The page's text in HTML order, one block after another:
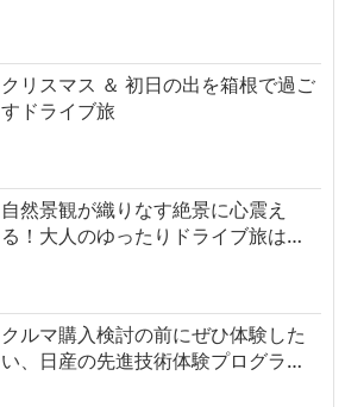
クリスマス ＆ 初日の出を箱根で過ご
すドライブ旅
自然景観が織りなす絶景に心震え
る！大人のゆったりドライブ旅は…
クルマ購入検討の前にぜひ体験した
い、日産の先進技術体験プログラ…